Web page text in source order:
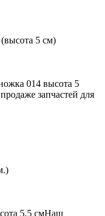
014 высота 5
запчастей для
5,5 смНаш